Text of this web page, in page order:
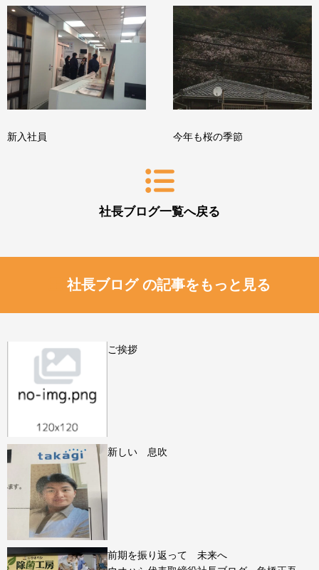
新入社員
社長ブログ一覧へ戻る
今年も桜の季節
社長ブログ の記事をもっと見る
ご挨拶
新しい 息吹
前期を振り返って 未来へ